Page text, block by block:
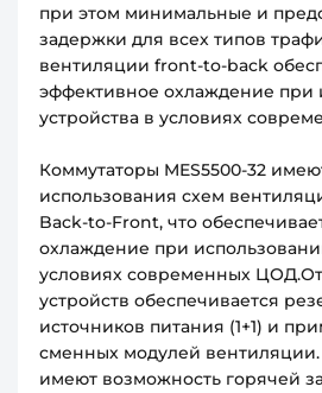
при этом минимальные и
задержки для всех типов
вентиляции front-to-back
эффективное охлаждение при
устройства в условиях
Коммутаторы MES5500-32
использования схем
Back-to-Front, что
охлаждение при
условиях современных
устройств обеспечивается
источников питания (1+1) и
сменных модулей
имеют возможность горячей